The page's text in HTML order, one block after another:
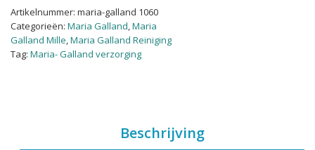
Artikelnummer: maria-galland 1060
Categorieën: Maria Galland Maria
Galland Mille Maria Galland Reiniging
Tag: Maria- Galland verzorging
Beschrijving